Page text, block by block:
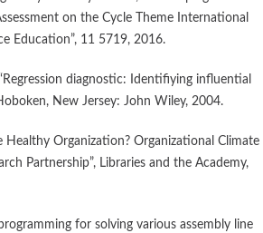
on the Cycle Theme International
Education”, 11 5719, 2016.
diagnostic: Identifiying influential
New Jersey: John Wiley, 2004.
Healthy Organization? Organizational Climate
Partnership”, Libraries and the Academy,
for solving various assembly line